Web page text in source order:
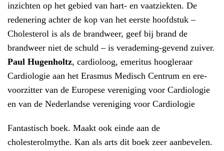
inzichten op het gebied van hart- en vaatziekten. De
redenering achter de kop van het eerste hoofdstuk –
Cholesterol is als de brandweer, geef bij brand de
brandweer niet de schuld – is verademing-gevend zuiver.
Paul Hugenholtz, cardioloog, emeritus hoogleraar
Cardiologie aan het Erasmus Medisch Centrum en ere-
voorzitter van de Europese vereniging voor Cardiologie
en van de Nederlandse vereniging voor Cardiologie
Fantastisch boek. Maakt ook einde aan de
cholesterolmythe. Kan als arts dit boek zeer aanbevelen.